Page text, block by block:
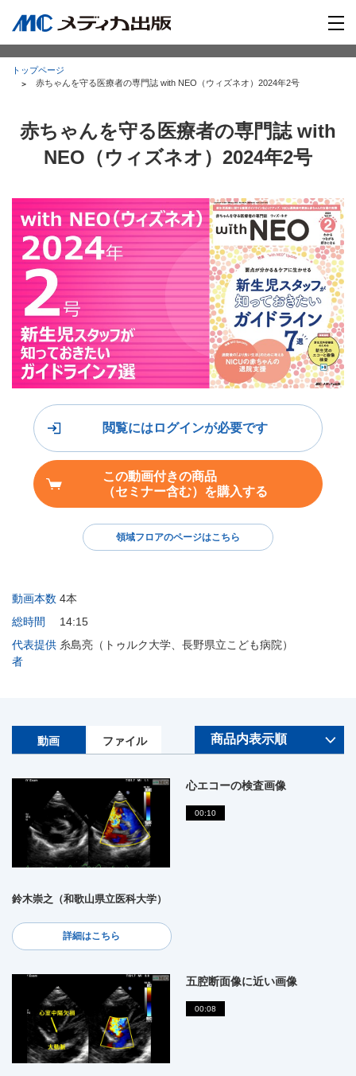
トップページ
赤ちゃんを守る医療者の専門誌 with NEO（ウィズネオ）2024年2号
赤ちゃんを守る医療者の専門誌 with
NEO（ウィズネオ）2024年2号
動画本数 4本
総時間
14:15
代表提供
者
糸島亮（トゥルク大学、長野県立こども病院）
閲覧にはログインが必要です
この動画付きの商品
（セミナー含む）を購入する
領域フロアのページはこちら
動画 ファイル
心エコーの検査画像
00:10
鈴木崇之（和歌山県立医科大学）
詳細はこちら
五腔断面像に近い画像
00:08